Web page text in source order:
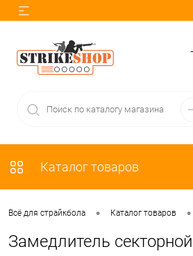
Каталог товаров
Всё для страйкбола • Каталог товаров •
Замедлитель